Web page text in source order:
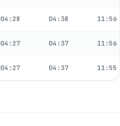
04:28 04:38 11:56
04:27 04:37 11:56
04:27 04:37 11:55